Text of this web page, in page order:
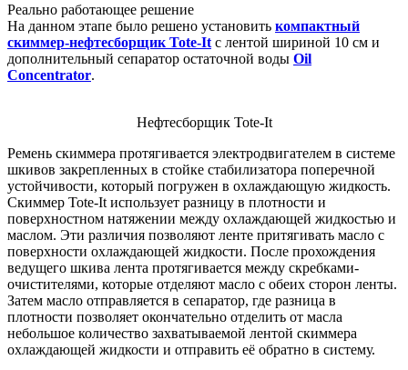
Реально работающее решение
На данном этапе было решено установить компактный
скиммер-нефтесборщик Tote-It с лентой шириной 10 см и
дополнительный сепаратор остаточной воды Oil
Concentrator.
Нефтесборщик Tote-It
Ремень скиммера протягивается электродвигателем в системе
шкивов закрепленных в стойке стабилизатора поперечной
устойчивости, который погружен в охлаждающую жидкость.
Скиммер Tote-It использует разницу в плотности и
поверхностном натяжении между охлаждающей жидкостью и
маслом. Эти различия позволяют ленте притягивать масло с
поверхности охлаждающей жидкости. После прохождения
ведущего шкива лента протягивается между скребками-
очистителями, которые отделяют масло с обеих сторон ленты.
Затем масло отправляется в сепаратор, где разница в
плотности позволяет окончательно отделить от масла
небольшое количество захватываемой лентой скиммера
охлаждающей жидкости и отправить её обратно в систему.